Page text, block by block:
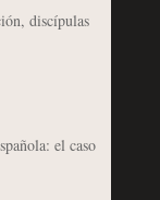
discípulas
el caso